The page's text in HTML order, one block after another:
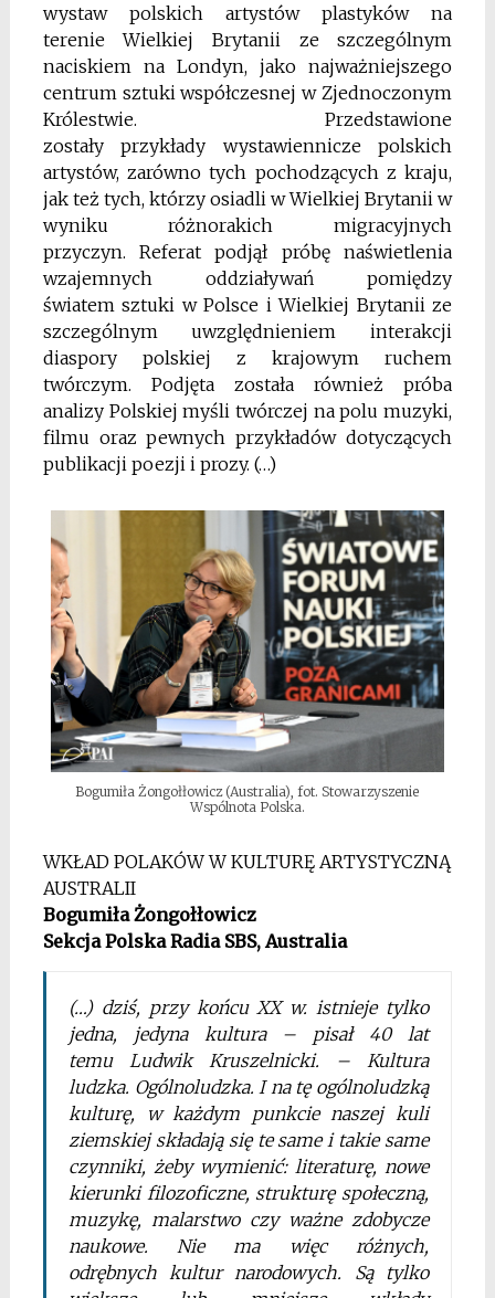
wystaw polskich artystów plastyków na
terenie Wielkiej Brytanii ze szczególnym
naciskiem na Londyn, jako najważniejszego
centrum sztuki współczesnej w Zjednoczonym
Królestwie. Przedstawione
zostały przykłady wystawiennicze polskich
artystów, zarówno tych pochodzących z kraju,
jak też tych, którzy osiadli w Wielkiej Brytanii w
wyniku różnorakich migracyjnych
przyczyn. Referat podjął próbę naświetlenia
wzajemnych oddziaływań pomiędzy
światem sztuki w Polsce i Wielkiej Brytanii ze
szczególnym uwzględnieniem interakcji
diaspory polskiej z krajowym ruchem
twórczym. Podjęta została również próba
analizy Polskiej myśli twórczej na polu muzyki,
filmu oraz pewnych przykładów dotyczących
publikacji poezji i prozy. (…)
Bogumiła Żongołłowicz (Australia), fot. Stowarzyszenie
Wspólnota Polska.
WKŁAD POLAKÓW W KULTURĘ ARTYSTYCZNĄ
AUSTRALII
Bogumiła Żongołłowicz
Sekcja Polska Radia SBS, Australia
(…) dziś, przy końcu XX w. istnieje tylko
jedna, jedyna kultura – pisał 40 lat
temu Ludwik Kruszelnicki. – Kultura
ludzka. Ogólnoludzka. I na tę ogólnoludzką
kulturę, w każdym punkcie naszej kuli
ziemskiej składają się te same i takie same
czynniki, żeby wymienić: literaturę, nowe
kierunki filozoficzne, strukturę społeczną,
muzykę, malarstwo czy ważne zdobycze
naukowe. Nie ma więc różnych,
odrębnych kultur narodowych. Są tylko